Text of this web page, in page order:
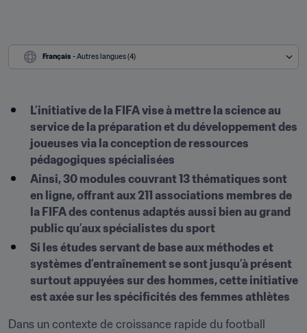
Français - Autres langues (4)
L’initiative de la FIFA vise à mettre la science au
service de la préparation et du développement des
joueuses via la conception de ressources
pédagogiques spécialisées
Ainsi, 30 modules couvrant 13 thématiques sont
en ligne, offrant aux 211 associations membres de
la FIFA des contenus adaptés aussi bien au grand
public qu’aux spécialistes du sport
Si les études servant de base aux méthodes et
systèmes d’entraînement se sont jusqu’à présent
surtout appuyées sur des hommes, cette initiative
est axée sur les spécificités des femmes athlètes
Dans un contexte de croissance rapide du football